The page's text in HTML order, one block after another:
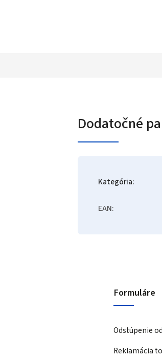
Dodatočné
Kategória:
EAN:
Formuláre
Odstúpenie
Reklamácia